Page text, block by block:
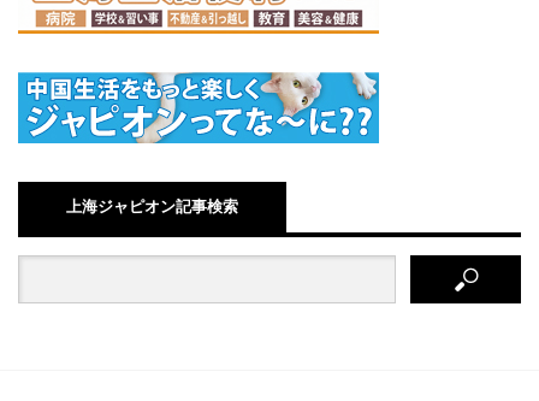
上海ジャピオン記事検索